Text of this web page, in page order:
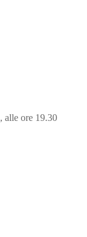
alle ore 19.30